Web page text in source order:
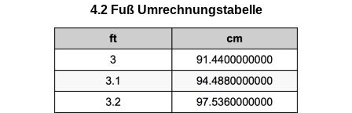
4.2 Fuß Umrechnungstabelle